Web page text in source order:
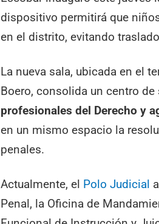
dispositivo permitirá que
en el distrito, evitando
La nueva sala, ubicada en el
Boero, consolida un centro
profesionales del Derecho y
en un mismo espacio la
penales.
Actualmente, el Polo Judicial
Penal, la Oficina de